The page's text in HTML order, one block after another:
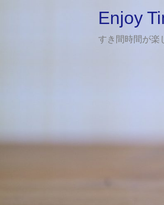
Enjoy
すき間時間が楽